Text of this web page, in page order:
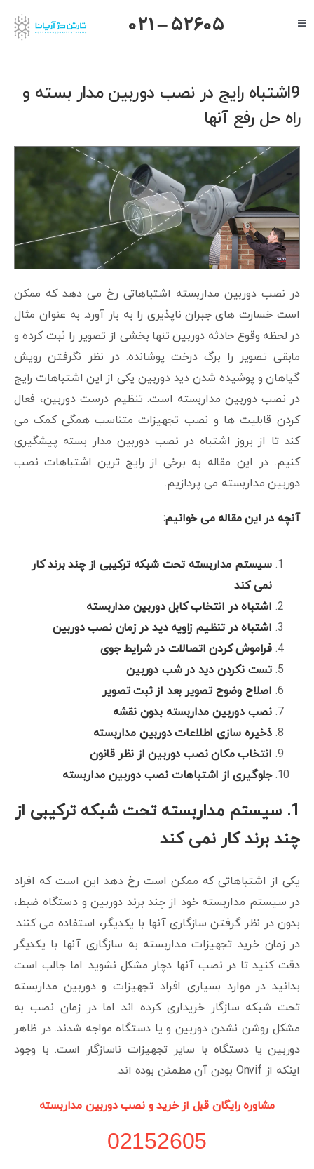
to
Toggle
هایک ویژن
داهوا
درباره ما
021 – 52605
9اشتباه رایج در نصب دوربین مدار بسته و
راه حل رفع آنها
در نصب دوربین مداربسته اشتباهاتی رخ می دهد که ممکن
است خسارت های جبران ناپذیری را به بار آورد. به عنوان مثال
در لحظه وقوع حادثه دوربین تنها بخشی از تصویر را ثبت کرده و
مابقی تصویر را برگ درخت پوشانده. در نظر نگرفتن رویش
گیاهان و پوشیده شدن دید دوربین یکی از این اشتباهات رایج
در نصب دوربین مداربسته است. تنظیم درست دوربین، فعال
کردن قابلیت ها و نصب تجهیزات متناسب همگی کمک می
کند تا از بروز اشتباه در نصب دوربین مدار بسته پیشگیری
کنیم. در این مقاله به برخی از رایج ترین اشتباهات نصب
دوربین مداربسته می پردازیم.
آنچه در این مقاله می خوانیم:
سیستم مداربسته تحت شبکه ترکیبی از چند برند کار
نمی کند
اشتباه در انتخاب کابل دوربین مداربسته
اشتباه در تنظیم زاویه دید در زمان نصب دوربین
فراموش کردن اتصالات در شرایط جوی
تست نکردن دید در شب دوربین
اصلاح وضوح تصویر بعد از ثبت تصویر
نصب دوربین مداربسته بدون نقشه
ذخیره سازی اطلاعات دوربین مداربسته
انتخاب مکان نصب دوربین از نظر قانون
جلوگیری از اشتباهات نصب دوربین مداربسته
1. سیستم مداربسته تحت شبکه ترکیبی از
چند برند کار نمی کند
یکی از اشتباهاتی که ممکن است رخ دهد این است که افراد
در سیستم مداربسته خود از چند برند دوربین و دستگاه ضبط،
بدون در نظر گرفتن سازگاری آنها با یکدیگر، استفاده می کنند.
در زمان خرید تجهیزات مداربسته به سازگاری آنها با یکدیگر
دقت کنید تا در نصب آنها دچار مشکل نشوید. اما جالب است
بدانید در موارد بسیاری افراد تجهیزات و دوربین مداربسته
تحت شبکه سازگار خریداری کرده اند اما در زمان نصب به
مشکل روشن نشدن دوربین و یا دستگاه مواجه شدند. در ظاهر
دوربین یا دستگاه با سایر تجهیزات ناسازگار است. با وجود
اینکه از Onvif بودن آن مطمئن بوده اند.
مشاوره رایگان قبل از خرید و نصب دوربین مداربسته
02152605